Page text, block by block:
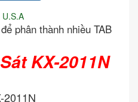
phân thành nhiều TAB
KX-2011N